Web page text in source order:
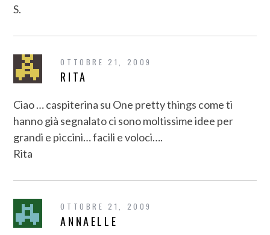
S.
OTTOBRE 21, 2009
RITA
Ciao … caspiterina su One pretty things come ti
hanno già segnalato ci sono moltissime idee per
grandi e piccini… facili e voloci….
Rita
OTTOBRE 21, 2009
ANNAELLE